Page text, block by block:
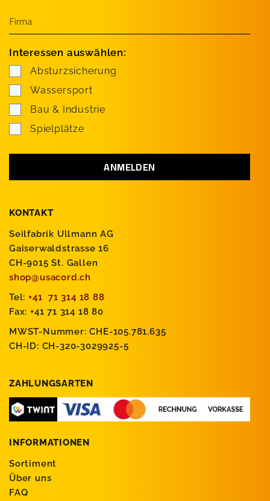
KONTAKT
Seilfabrik Ullmann AG
Gaiserwaldstrasse 16
CH-9015 St. Gallen
shop@usacord.ch
Tel: +41 71 314 18 88
Fax: +41 71 314 18 80
MWST-Nummer: CHE-105.781.635
CH-ID: CH-320-3029925-5
ZAHLUNGSARTEN
INFORMATIONEN
Sortiment
Über uns
FAQ
Interessen auswählen:
Absturzsicherung
Wassersport
Bau & Industrie
Spielplätze